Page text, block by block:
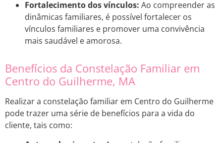
Fortalecimento dos vínculos: Ao compreender as
dinâmicas familiares, é possível fortalecer os
vínculos familiares e promover uma convivência
mais saudável e amorosa.
Benefícios da Constelação Familiar em
Centro do Guilherme, MA
Realizar a constelação familiar em Centro do Guilherme
pode trazer uma série de benefícios para a vida do
cliente, tais como: